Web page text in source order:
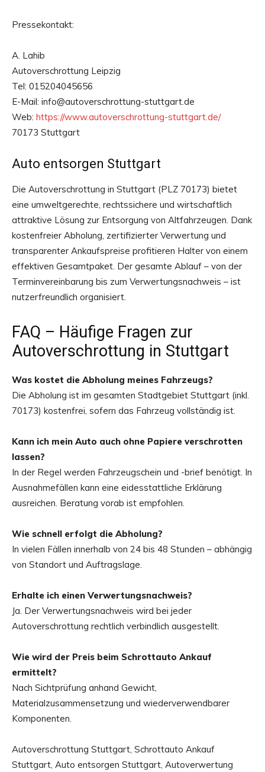
Pressekontakt:
A. Lahib
Autoverschrottung Leipzig
Tel: 015204045656
E-Mail: info@autoverschrottung-stuttgart.de
Web: https://www.autoverschrottung-stuttgart.de/
70173 Stuttgart
Auto entsorgen Stuttgart
Die Autoverschrottung in Stuttgart (PLZ 70173) bietet
eine umweltgerechte, rechtssichere und wirtschaftlich
attraktive Lösung zur Entsorgung von Altfahrzeugen. Dank
kostenfreier Abholung, zertifizierter Verwertung und
transparenter Ankaufspreise profitieren Halter von einem
effektiven Gesamtpaket. Der gesamte Ablauf – von der
Terminvereinbarung bis zum Verwertungsnachweis – ist
nutzerfreundlich organisiert.
FAQ – Häufige Fragen zur
Autoverschrottung in Stuttgart
Was kostet die Abholung meines Fahrzeugs?
Die Abholung ist im gesamten Stadtgebiet Stuttgart (inkl.
70173) kostenfrei, sofern das Fahrzeug vollständig ist.
Kann ich mein Auto auch ohne Papiere verschrotten
lassen?
In der Regel werden Fahrzeugschein und -brief benötigt. In
Ausnahmefällen kann eine eidesstattliche Erklärung
ausreichen. Beratung vorab ist empfohlen.
Wie schnell erfolgt die Abholung?
In vielen Fällen innerhalb von 24 bis 48 Stunden – abhängig
von Standort und Auftragslage.
Erhalte ich einen Verwertungsnachweis?
Ja. Der Verwertungsnachweis wird bei jeder
Autoverschrottung rechtlich verbindlich ausgestellt.
Wie wird der Preis beim Schrottauto Ankauf
ermittelt?
Nach Sichtprüfung anhand Gewicht,
Materialzusammensetzung und wiederverwendbarer
Komponenten.
Autoverschrottung Stuttgart, Schrottauto Ankauf
Stuttgart, Auto entsorgen Stuttgart, Autoverwertung